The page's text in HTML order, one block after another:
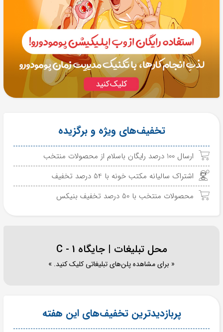
تخفیف‌های ویژه و برگزیده
ارسال 100 درصد رایگان باسلام از محصولات منتخب
اشتراک سالیانه مکتب خونه با 54 درصد تخفیف
محصولات منتخب با 50 درصد تخفیف بنیکس
محل تبلیغات | جایگاه C - 1
« برای مشاهده پلن‌های تبلیغاتی کلیک کنید. »
پربازدیدترین تخفیف‌های این هفته